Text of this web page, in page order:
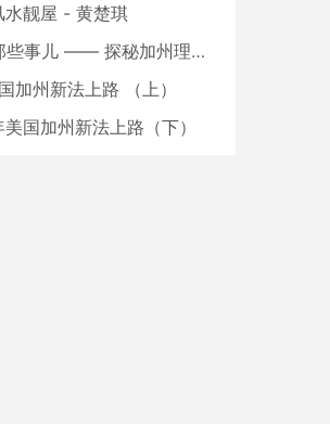
水靓屋 - 黄楚琪
—— 探秘加州理工学院Caltech博士生活 [上集]
加州新法上路 （上）
国加州新法上路（下）